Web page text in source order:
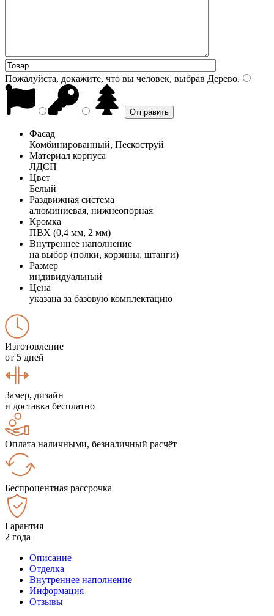
Пожалуйста, докажите, что вы человек, выбрав Дерево.
Фасад
Комбинированный, Пескоструй
Материал корпуса
ЛДСП
Цвет
Белый
Раздвижная система
алюминиевая, нижнеопорная
Кромка
ПВХ (0,4 мм, 2 мм)
Внутреннее наполнение
на выбор (полки, корзины, штанги)
Размер
индивидуальный
Цена
указана за базовую комплектацию
Изготовление
от 5 дней
Замер, дизайн
и доставка бесплатно
Оплата наличными, безналичный расчёт
Беспроцентная рассрочка
Гарантия
2 года
Описание
Отделка
Внутреннее наполнение
Информация
Отзывы